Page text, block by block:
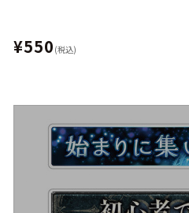
¥550 (税込)